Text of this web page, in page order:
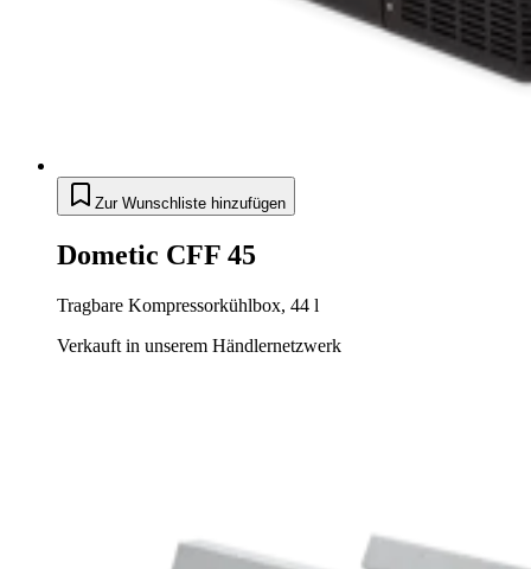
Zur Wunschliste hinzufügen
Dometic CFF 45
Tragbare Kompressorkühlbox, 44 l
Verkauft in unserem Händlernetzwerk